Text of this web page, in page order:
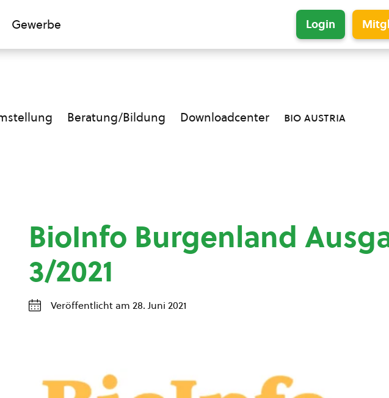
Gewerbe Login
Beratung/Bildung Downloadcenter bio austria
BioInfo Burgenland
3/2021
Veröffentlicht am 28. Juni 2021